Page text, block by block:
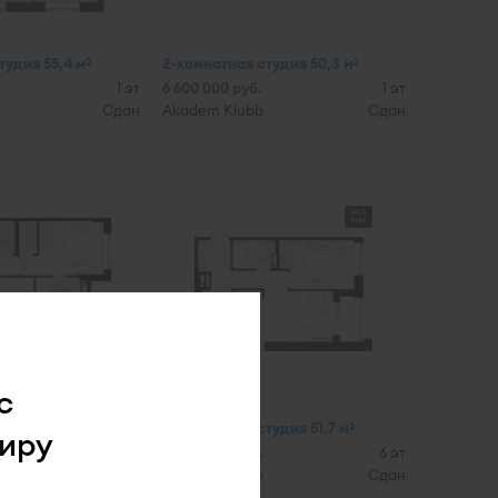
55,4 м2
1 эт
Сдан
2-комнатная студия 50,3 м2
1 эт
Akadem Klubb
Сдан
2-комнатная студия 51,7 м2
6 эт
Akadem Klubb
Сдан